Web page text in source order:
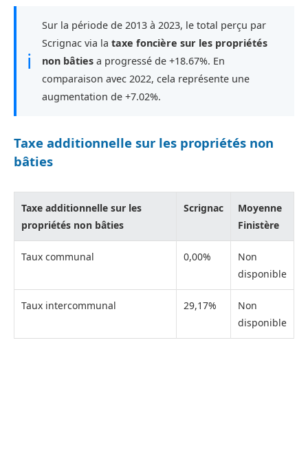
ℹ
Sur la période de 2013 à 2023, le total perçu par
Scrignac via la taxe foncière sur les propriétés
non bâties a progressé de +18.67%. En
comparaison avec 2022, cela représente une
augmentation de +7.02%.
Taxe additionnelle sur les propriétés non
bâties
Taxe additionnelle sur les
propriétés non bâties
Scrignac
Moyenne
Finistère
Taux communal 0,00%
Non
disponible
Taux intercommunal 29,17%
Non
disponible